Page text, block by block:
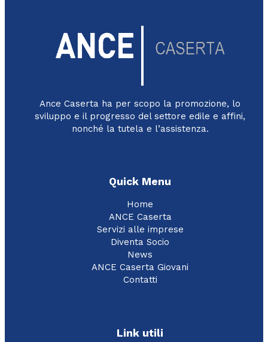
Ance Caserta ha per scopo la promozione, lo
sviluppo e il progresso del settore edile e affini,
nonché la tutela e l’assistenza.
Quick Menu
Home
ANCE Caserta
Servizi alle imprese
Diventa Socio
News
ANCE Caserta Giovani
Contatti
Link utili